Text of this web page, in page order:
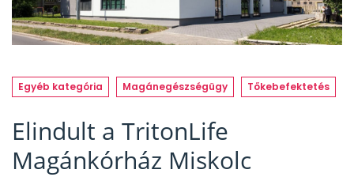
Egyéb kategória Magánegészségügy Tőkebefektetés
Elindult a TritonLife
Magánkórház Miskolc